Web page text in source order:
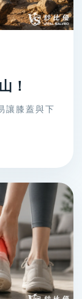
！
讓膝蓋與下